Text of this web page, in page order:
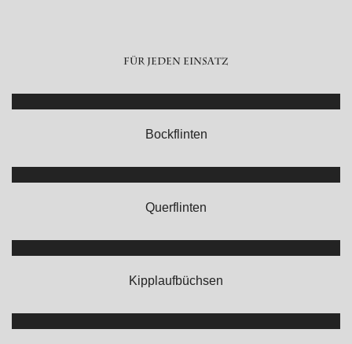
Für jeden Einsatz
Bockflinten
Querflinten
Kipplaufbüchsen